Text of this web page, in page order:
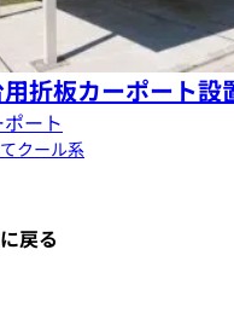
折板カーポート設
ート
クール系
戻る